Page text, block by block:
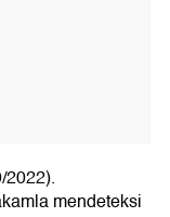
mendeteksi